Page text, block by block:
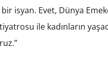
isyan. Evet, Dünya
ile kadınların